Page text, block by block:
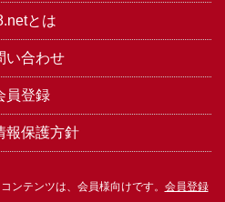
とは
い合わせ
員登録
報保護方針
ンテンツは、会員様向けです。 会員登録